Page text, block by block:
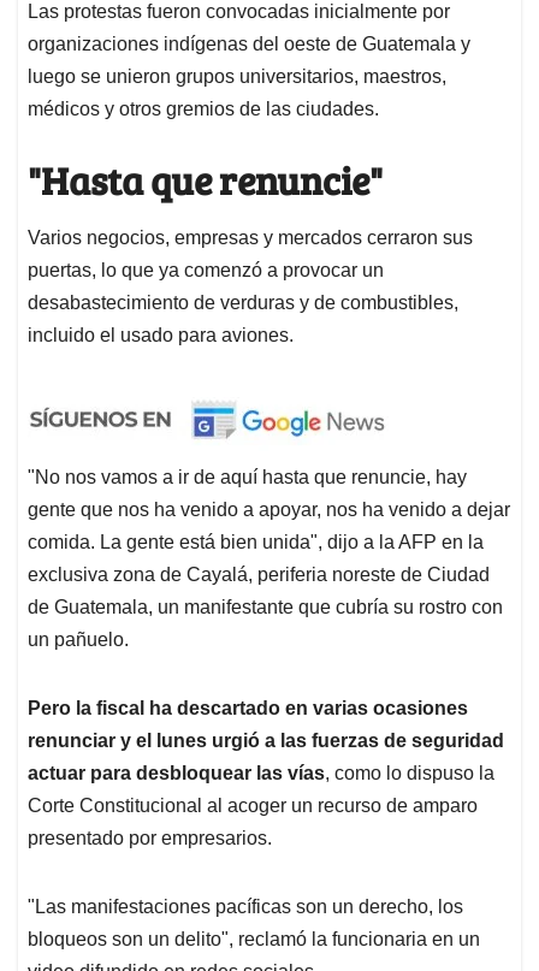
Las protestas fueron convocadas inicialmente por
organizaciones indígenas del oeste de Guatemala y
luego se unieron grupos universitarios, maestros,
médicos y otros gremios de las ciudades.
"Hasta que renuncie"
Varios negocios, empresas y mercados cerraron sus
puertas, lo que ya comenzó a provocar un
desabastecimiento de verduras y de combustibles,
incluido el usado para aviones.
"No nos vamos a ir de aquí hasta que renuncie, hay
gente que nos ha venido a apoyar, nos ha venido a dejar
comida. La gente está bien unida", dijo a la AFP en la
exclusiva zona de Cayalá, periferia noreste de Ciudad
de Guatemala, un manifestante que cubría su rostro con
un pañuelo.
Pero la fiscal ha descartado en varias ocasiones
renunciar y el lunes urgió a las fuerzas de seguridad
actuar para desbloquear las vías, como lo dispuso la
Corte Constitucional al acoger un recurso de amparo
presentado por empresarios.
"Las manifestaciones pacíficas son un derecho, los
bloqueos son un delito", reclamó la funcionaria en un